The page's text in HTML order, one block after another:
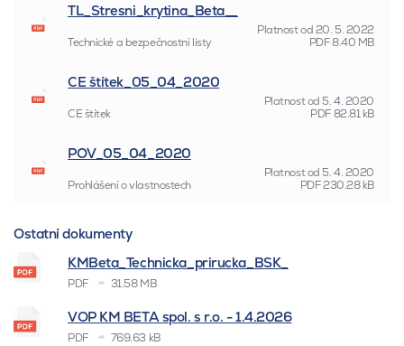
TL_Stresni_krytina_Beta__
Platnost od20. 5. 2022
Technické a bezpečnostní listy
PDF8.40 MB
CE štítek_05_04_2020
Platnost od 5. 4. 2020
CE štítek
PDF82.81 kB
POV_05_04_2020
Platnost od 5. 4. 2020
Prohlášení o vlastnostech
PDF230.28 kB
Ostatní dokumenty
KMBeta_Technicka_prirucka_BSK_
PDF 31.58 MB
VOP KM BETA spol. s r.o. - 1.4.2026
PDF 769.63 kB